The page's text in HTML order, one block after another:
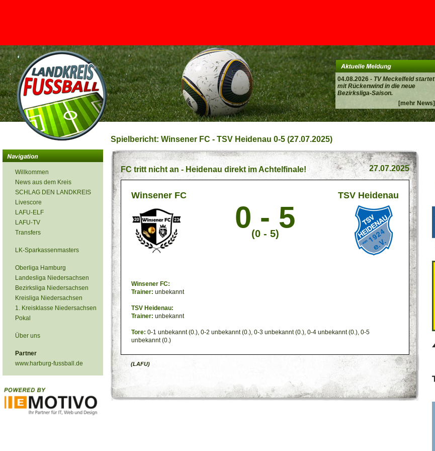
04.08.2026 - TV Meckelfeld startet
mit Rückenwind in die neue
Bezirksliga-Saison.
[mehr News]
<
Willkommen
News aus dem Kreis
SCHLAG DEN LANDKREIS
Livescore
LAFU-ELF
LAFU-TV
Transfers
LK-Sparkassenmasters
Oberliga Hamburg
Landesliga Niedersachsen
Bezirksliga Niedersachsen
Kreisliga Niedersachsen
1. Kreisklasse Niedersachsen
Pokal
Über uns
Partner
www.harburg-fussball.de
Spielbericht: Winsener FC - TSV Heidenau 0-5 (27.07.2025)
FC tritt nicht an - Heidenau direkt im Achtelfinale! 27.07.2025
Winsener FC TSV Heidenau
0 - 5
(0 - 5)
Winsener FC:
Trainer: unbekannt
TSV Heidenau:
Trainer: unbekannt
Tore: 0-1 unbekannt (0.), 0-2 unbekannt (0.), 0-3 unbekannt (0.), 0-4 unbekannt (0.), 0-5
unbekannt (0.)
(LAFU)